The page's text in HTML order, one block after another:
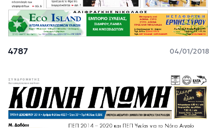
4787 04/01/2018